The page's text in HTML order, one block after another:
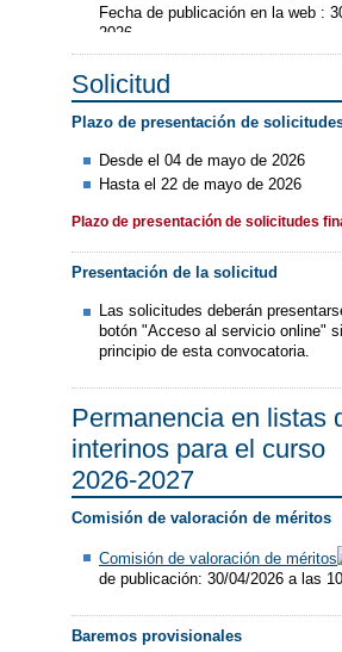
Fecha de publicación en la web :
2026
Solicitud
Plazo de presentación de
Desde el 04 de mayo de 2026
Hasta el 22 de mayo de 2026
Plazo de presentación de solicitudes
Presentación de la solicitud
Las solicitudes deberán
botón "Acceso al servicio online"
principio de esta convocatoria.
Permanencia en listas
interinos para el curso
2026-2027
Comisión de valoración de méritos
Comisión de valoración de méritos
de publicación: 30/04/2026 a las
Baremos provisionales